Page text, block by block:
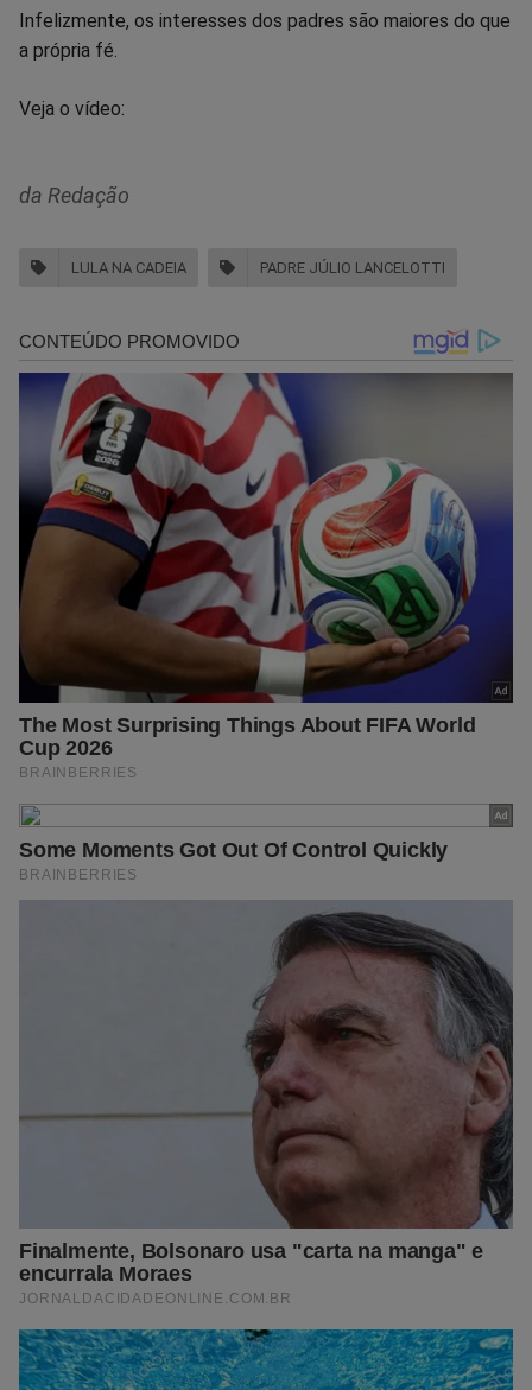
Infelizmente, os interesses dos padres são maiores do que
a própria fé.
Veja o vídeo:
da Redação
LULA NA CADEIA PADRE JÚLIO LANCELOTTI